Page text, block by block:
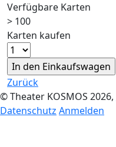
Verfügbare Karten
> 100
Karten kaufen
Zurück
© Theater KOSMOS 2026,
Datenschutz Anmelden